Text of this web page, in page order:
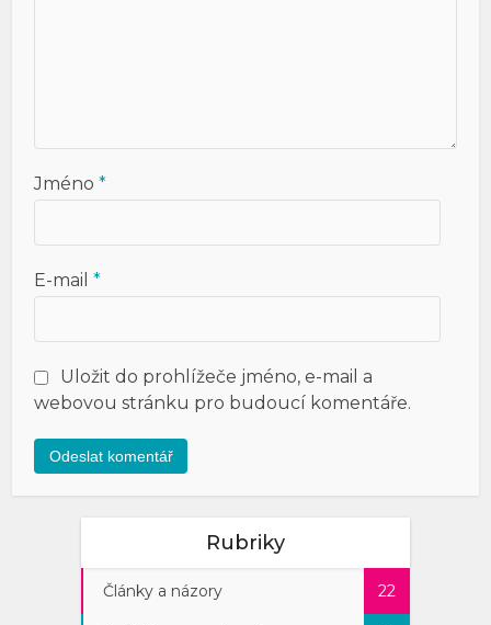
Jméno*
E-mail*
Uložit do prohlížeče jméno, e-mail a
webovou stránku pro budoucí komentáře.
Rubriky
Články a názory 22